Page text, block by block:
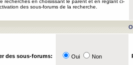
recherchés en choisissant le parent et en réglant ci-
des sous-forums de la recherche.
des sous-forums: Oui Non